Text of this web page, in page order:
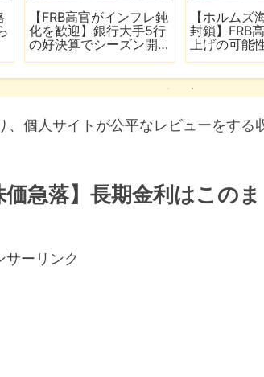
【FRB高官がインフレ鈍
化を歓迎】銀行大手5行
の好決算でシーズン開
【ホルムズ
封鎖】FRB
上げの可能
個人サイトが公平なレビューをする
急落】長期金利はこの
サーリンク